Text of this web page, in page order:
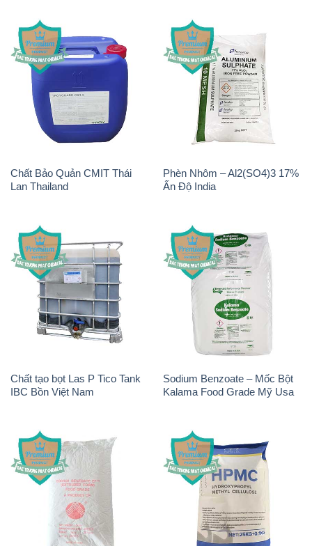
Chất Bảo Quản CMIT Thái
Lan Thailand
Phèn Nhôm – Al2(SO4)3 17%
Ấn Độ India
Chất tạo bọt Las P Tico Tank
IBC Bồn Việt Nam
Sodium Benzoate – Mốc Bột
Kalama Food Grade Mỹ Usa